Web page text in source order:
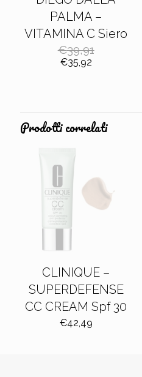
PALMA –
VITAMINA C Siero
€39,91
Il
€35,92Il
Prodotti correlati
CLINIQUE –
SUPERDEFENSE
CC CREAM Spf 30
€42,49